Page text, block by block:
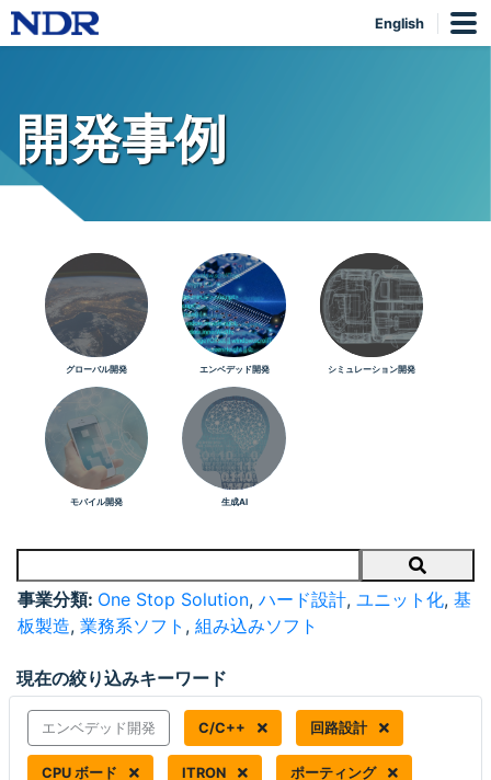
English
開発事例
グローバル開発 エンベデッド開発 シミュレーション開発
モバイル開発 生成AI
Search
事業分類: One Stop Solution, ハード設計, ユニット化, 基
板製造, 業務系ソフト , 組み込みソフト
現在の絞り込みキーワード
エンベデッド開発 C/C++ 回路設計
CPU ボード ITRON ポーティング